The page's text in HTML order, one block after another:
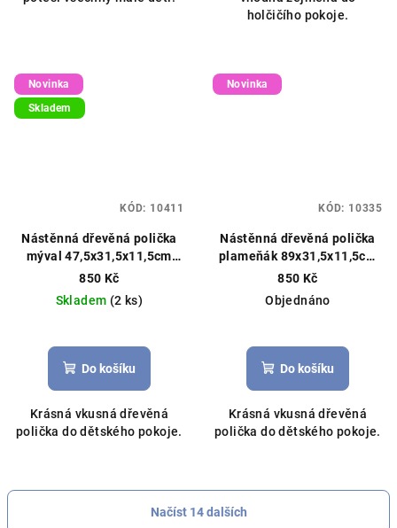
holčičího pokoje.
Novinka
Skladem
Nástěnná dřevěná polička
mýval 47,5x31,5x11,5cm
šedá
850 Kč
Skladem (2 ks)
Do košíku
Krásná vkusná dřevěná
polička do dětského pokoje.
KÓD: 10411
Novinka
Nástěnná dřevěná polička
plameňák 89x31,5x11,5cm
růžový
850 Kč
Objednáno
Do košíku
Krásná vkusná dřevěná
polička do dětského pokoje.
KÓD: 10335
Načíst 14 dalších